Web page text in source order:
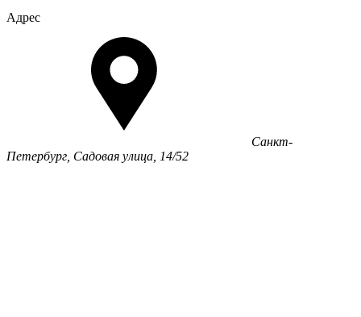
Адрес
Санкт-
Петербург, Садовая улица, 14/52